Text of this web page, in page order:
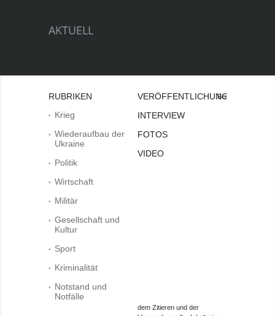
AKTUELL
RUBRIKEN
Krieg
Wiederaufbau der
Ukraine
Politik
Wirtschaft
Militär
Gesellschaft und
Kultur
Sport
Kriminalität
Notstand und
Notfälle
VERÖFFENTLICHUNGEN
INTERVIEW
FOTOS
VIDEO
Bei
dem Zitieren und der